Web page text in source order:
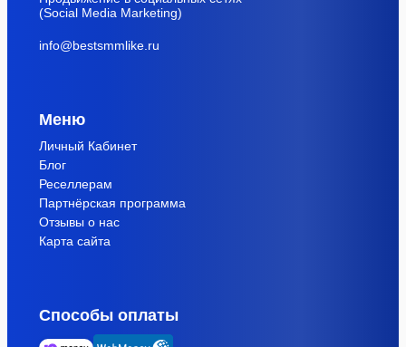
(Social Media Marketing)
info@bestsmmlike.ru
Меню
Личный Кабинет
Блог
Реселлерам
Партнёрская программа
Отзывы о нас
Карта сайта
Способы оплаты